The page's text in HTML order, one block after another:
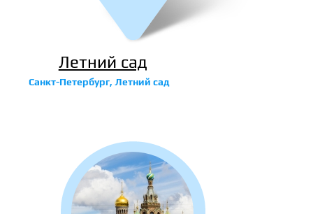
Летний сад
Санкт-Петербург, Летний сад